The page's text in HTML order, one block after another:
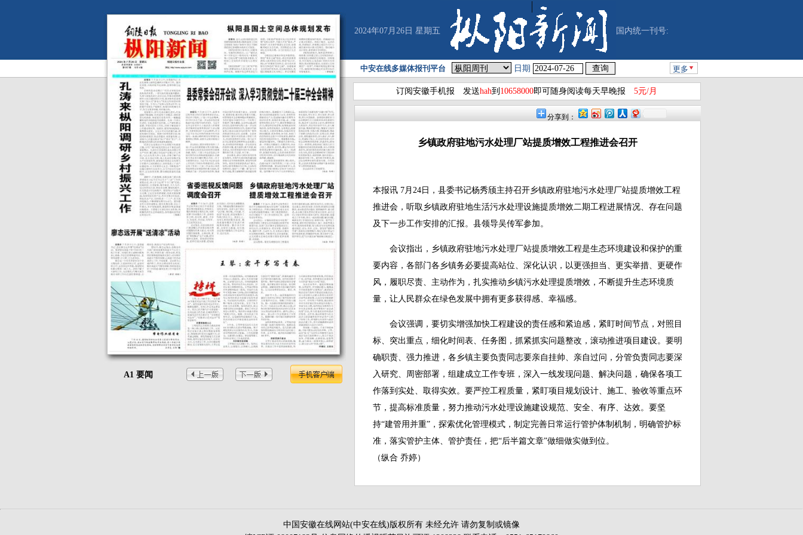
A1 要闻
2024年07月26日 星期五 国内统一刊号:
中安在线多媒体报刊平台 日期 更多
订阅安徽手机报 发送hah到 10658000即可随身阅读每天早晚报 5元/月
分享到：
乡镇政府驻地污水处理厂站提质增效工程推进会召开
本报讯 7月24日，县委书记杨秀颀主持召开乡镇政府驻地污水处理厂站提质增效工程
推进会，听取乡镇政府驻地生活污水处理设施提质增效二期工程进展情况、存在问题
及下一步工作安排的汇报。县领导吴传军参加。
会议指出，乡镇政府驻地污水处理厂站提质增效工程是生态环境建设和保护的重
要内容，各部门各乡镇务必要提高站位、深化认识，以更强担当、更实举措、更硬作
风，履职尽责、主动作为，扎实推动乡镇污水处理提质增效，不断提升生态环境质
量，让人民群众在绿色发展中拥有更多获得感、幸福感。
会议强调，要切实增强加快工程建设的责任感和紧迫感，紧盯时间节点，对照目
标、突出重点，细化时间表、任务图，抓紧抓实问题整改，滚动推进项目建设。要明
确职责、强力推进，各乡镇主要负责同志要亲自挂帅、亲自过问，分管负责同志要深
入研究、周密部署，组建成立工作专班，深入一线发现问题、解决问题，确保各项工
作落到实处、取得实效。要严控工程质量，紧盯项目规划设计、施工、验收等重点环
节，提高标准质量，努力推动污水处理设施建设规范、安全、有序、达效。要坚
持“建管用并重”，探索优化管理模式，制定完善日常运行管护体制机制，明确管护标
准，落实管护主体、管护责任，把“后半篇文章”做细做实做到位。
（纵合 乔婷）
中国安徽在线网站(中安在线)版权所有 未经允许 请勿复制或镜像